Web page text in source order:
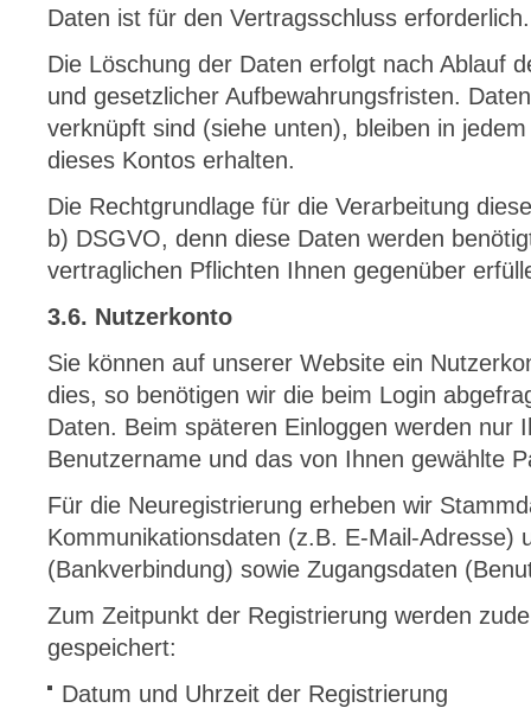
Daten ist für den Vertragsschluss erforderlich.
Die Löschung der Daten erfolgt nach Ablauf
und gesetzlicher Aufbewahrungsfristen.
verknüpft sind (siehe unten), bleiben in
dieses Kontos erhalten.
Die Rechtgrundlage für die Verarbeitung
b) DSGVO, denn diese Daten werden
vertraglichen Pflichten Ihnen gegenüber
3.6. Nutzerkonto
Sie können auf unserer Website ein
dies, so benötigen wir die beim Login
Daten. Beim späteren Einloggen werden nur
Benutzername und das von Ihnen gewählte
Für die Neuregistrierung erheben wir
Kommunikationsdaten (z.B. E-Mail-Adresse)
(Bankverbindung) sowie Zugangsdaten
Zum Zeitpunkt der Registrierung werden
gespeichert:
Datum und Uhrzeit der Registrierung